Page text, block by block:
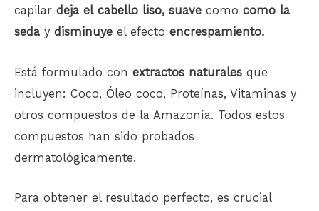
capilar deja el cabello liso, suave como como la
seda y disminuye el efecto encrespamiento.
Está formulado con extractos naturales que
incluyen: Coco, Óleo coco, Proteínas, Vitaminas y
otros compuestos de la Amazonía. Todos estos
compuestos han sido probados
dermatológicamente.
Para obtener el resultado perfecto, es crucial